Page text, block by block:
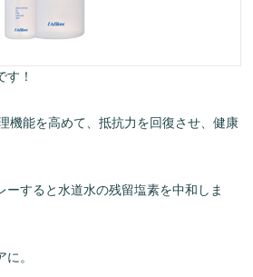
す！
機能を高めて、抵抗力を回復させ、健康
すると水道水の残留塩素を中和しま
。